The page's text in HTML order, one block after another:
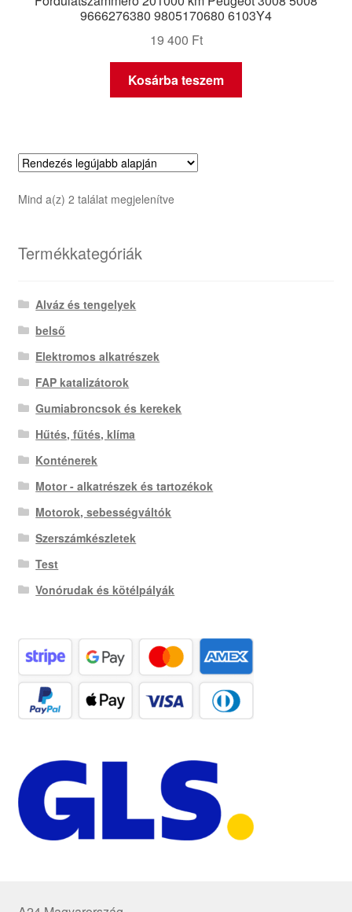
9666276380 9805170680 6103Y4
19 400 Ft
Kosárba teszem
Mind a(z) 2 találat megjelenítveSorted
Termékkategóriák
Alváz és tengelyek
belső
Elektromos alkatrészek
FAP katalizátorok
Gumiabroncsok és kerekek
Hűtés, fűtés, klíma
Konténerek
Motor - alkatrészek és tartozékok
Motorok, sebességváltók
Szerszámkészletek
Test
Vonórudak és kötélpályák